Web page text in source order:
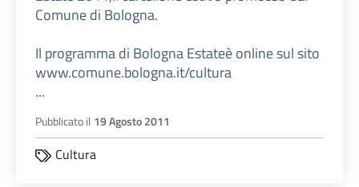
Comune di Bologna.
Il programma di Bologna Estateè online sul sito
www.comune.bologna.it/cultura
...
Pubblicato il 19 Agosto 2011
Cultura